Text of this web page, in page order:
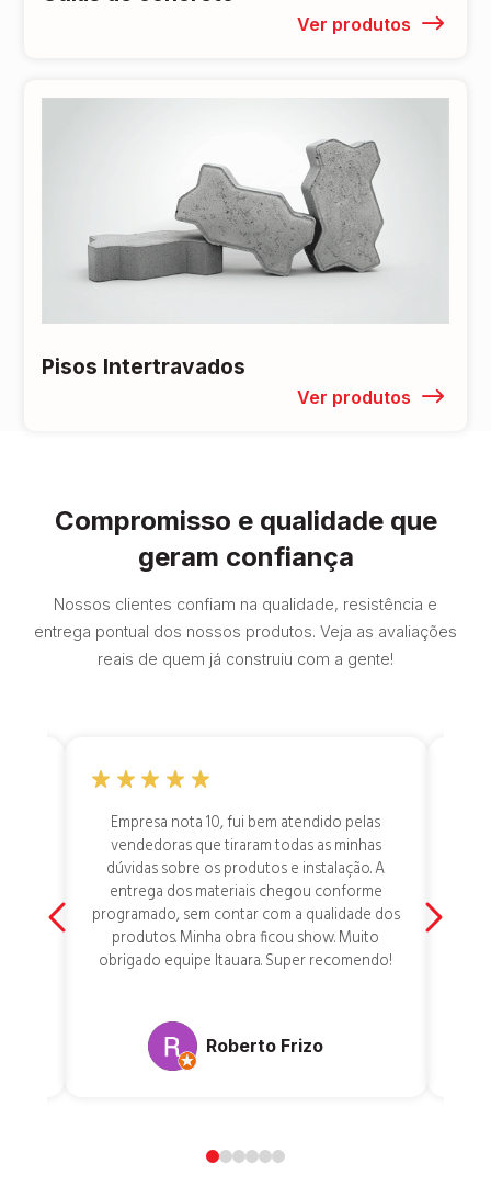
Ver produtos
Pisos Intertravados
Ver produtos
Compromisso e qualidade que
geram confiança
Nossos clientes confiam na qualidade, resistência e
entrega pontual dos nossos produtos. Veja as avaliações
reais de quem já construiu com a gente!
Empresa nota 10, fui bem atendido pelas
vendedoras que tiraram todas as minhas
dúvidas sobre os produtos e instalação. A
entrega dos materiais chegou conforme
programado, sem contar com a qualidade dos
produtos. Minha obra ficou show. Muito
obrigado equipe Itauara. Super recomendo!
Roberto Frizo
01 2345